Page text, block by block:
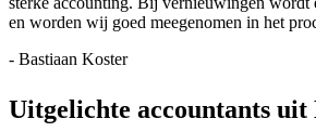
en worden wij goed meegenomen in het
- Bastiaan Koster
Uitgelichte accountants